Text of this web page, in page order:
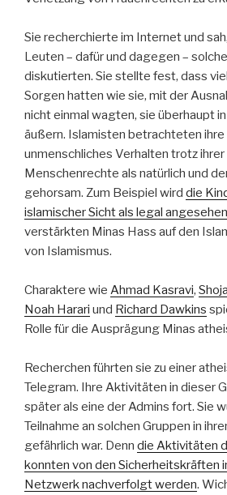
Sie recherchierte im Internet und
Leuten – dafür und dagegen –
diskutierten. Sie stellte fest, dass
Sorgen hatten wie sie, mit der
nicht einmal wagten, sie überhaupt in
äußern. Islamisten betrachteten ihre
unmenschliches Verhalten trotz
Menschenrechte als natürlich und
gehorsam. Zum Beispiel wird die
islamischer Sicht als legal angesehen
verstärkten Minas Hass auf den
von Islamismus.
Charaktere wie Ahmad Kasravi,
Noah Harari und Richard Dawkins
Rolle für die Ausprägung Minas
Recherchen führten sie zu einer
Telegram. Ihre Aktivitäten in dieser
später als eine der Admins fort. Sie
Teilnahme an solchen Gruppen in
gefährlich war. Denn die Aktivitäten
konnten von den Sicherheitskräften
Netzwerk nachverfolgt werden.